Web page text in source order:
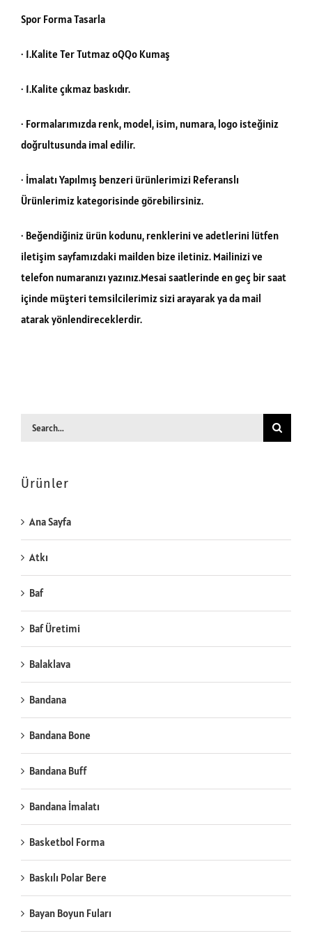
Spor Forma Tasarla
· 1.Kalite Ter Tutmaz oQQo Kumaş
· 1.Kalite çıkmaz baskıdır.
· Formalarımızda renk, model, isim, numara, logo isteğiniz
doğrultusunda imal edilir.
· İmalatı Yapılmış benzeri ürünlerimizi Referanslı
Ürünlerimiz kategorisinde görebilirsiniz.
· Beğendiğiniz ürün kodunu, renklerini ve adetlerini lütfen
iletişim sayfamızdaki mailden bize iletiniz. Mailinizi ve
telefon numaranızı yazınız.Mesai saatlerinde en geç bir saat
içinde müşteri temsilcilerimiz sizi arayarak ya da mail
atarak yönlendireceklerdir.
Search
Ürünler
Ana Sayfa
Atkı
Baf
Baf Üretimi
Balaklava
Bandana
Bandana Bone
Bandana Buff
Bandana İmalatı
Basketbol Forma
Baskılı Polar Bere
Bayan Boyun Fuları